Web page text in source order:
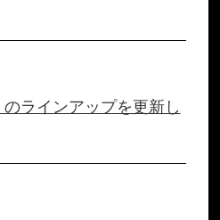
ラインアップを更新し